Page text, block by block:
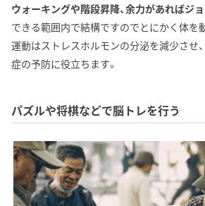
ウォーキングや階段昇降、余力があればジ
できる範囲内で結構ですのでとにかく体を
運動はストレスホルモンの分泌を減少させ
症の予防に役立ちます。
パズルや将棋などで脳トレを行う